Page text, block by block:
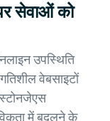
सेवाओं को
उपस्थिति
वेबसाइटों
में बदलने के